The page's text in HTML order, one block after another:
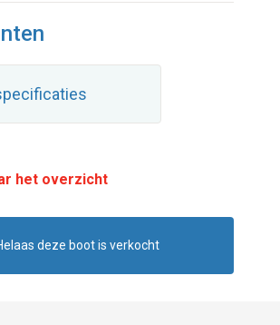
het overzicht
deze boot is verkocht